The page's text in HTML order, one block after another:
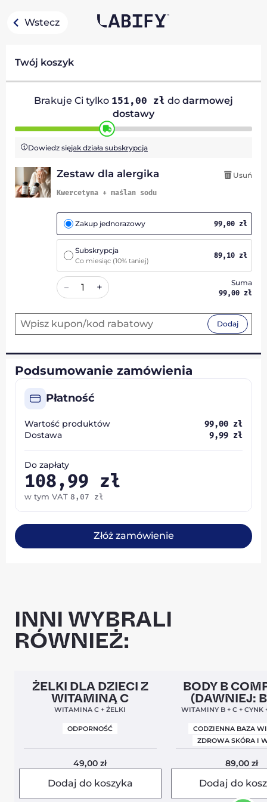
Wstecz
Twój koszyk
Brakuje Ci tylko 151,00 zł do darmowej
dostawy
Dowiedz sięjak działa subskrypcja
Zestaw dla alergika
Kwercetyna + maślan sodu
Usuń
Zakup jednorazowy 99,00 zł
Subskrypcja
Co miesiąc (10% taniej)
89,10 zł
– + Suma
99,00 zł
Dodaj
Podsumowanie zamówienia
Płatność
Wartość produktów 99,00 zł
Dostawa 9,99 zł
Do zapłaty
108,99 zł
w tym VAT 8,07 zł
Złóż zamówienie
INNI WYBRALI
RÓWNIEŻ:
Clean Label 5,0
ŻELKI DLA DZIECI Z
WITAMINĄ C
WITAMINA C + ŻELKI
ODPORNOŚĆ
49,00zł
Dodaj do koszyka
Clean Label Nowa
BODY B
(DAWNIEJ:
WITAMINY B + C + CYNK
CODZIENNA BAZA
ZDROWA SKÓRA I
89,00zł
Dodaj do